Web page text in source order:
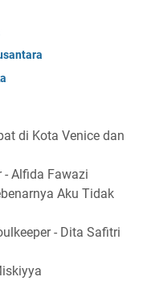
di Kota Venice dan
- Alfida Fawazi
Aku Tidak
- Dita Safitri